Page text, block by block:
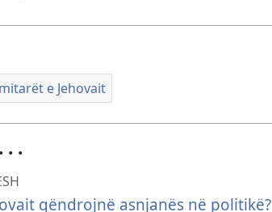
e Jehovait
. .
qëndrojnë asnjanës në politikë?